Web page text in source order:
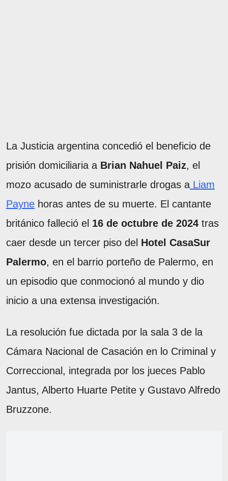
La Justicia argentina concedió el beneficio de
prisión domiciliaria a Brian Nahuel Paiz, el
mozo acusado de suministrarle drogas a Liam
Payne horas antes de su muerte. El cantante
británico falleció el 16 de octubre de 2024 tras
caer desde un tercer piso del Hotel CasaSur
Palermo, en el barrio porteño de Palermo, en
un episodio que conmocionó al mundo y dio
inicio a una extensa investigación.
La resolución fue dictada por la sala 3 de la
Cámara Nacional de Casación en lo Criminal y
Correccional, integrada por los jueces Pablo
Jantus, Alberto Huarte Petite y Gustavo Alfredo
Bruzzone.